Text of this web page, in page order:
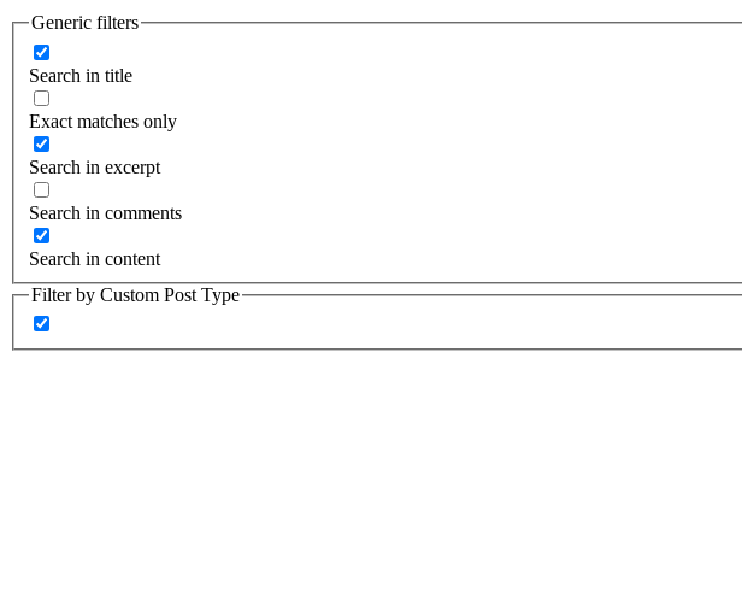
Generic filters
Search in title
Exact matches only
Search in excerpt
Search in comments
Search in content
Filter by Custom Post Type